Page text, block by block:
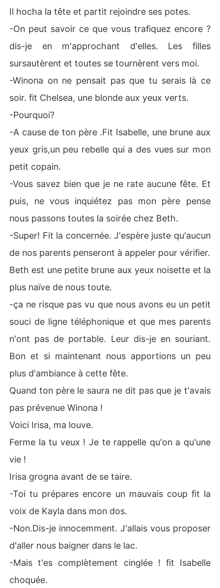
Il hocha la tête et partit rejoindre ses potes.
-On peut savoir ce que vous trafiquez encore ?
dis-je en m'approchant d'elles. Les filles
sursautèrent et toutes se tournèrent vers moi.
-Winona on ne pensait pas que tu serais là ce
soir. fit Chelsea, une blonde aux yeux verts.
-Pourquoi?
-A cause de ton père .Fit Isabelle, une brune aux
yeux gris,un peu rebelle qui a des vues sur mon
petit copain.
-Vous savez bien que je ne rate aucune fête. Et
puis, ne vous inquiétez pas mon père pense
nous passons toutes la soirée chez Beth.
-Super! Fit la concernée. J'espère juste qu'aucun
de nos parents penseront à appeler pour vérifier.
Beth est une petite brune aux yeux noisette et la
plus naïve de nous toute.
-ça ne risque pas vu que nous avons eu un petit
souci de ligne téléphonique et que mes parents
n'ont pas de portable. Leur dis-je en souriant.
Bon et si maintenant nous apportions un peu
plus d'ambiance à cette fête.
Quand ton père le saura ne dit pas que je t'avais
pas prévenue Winona !
Voici Irisa, ma louve.
Ferme la tu veux ! Je te rappelle qu'on a qu'une
vie !
Irisa grogna avant de se taire.
-Toi tu prépares encore un mauvais coup fit la
voix de Kayla dans mon dos.
-Non.Dis-je innocemment. J'allais vous proposer
d'aller nous baigner dans le lac.
-Mais t'es complètement cinglée ! fit Isabelle
choquée.